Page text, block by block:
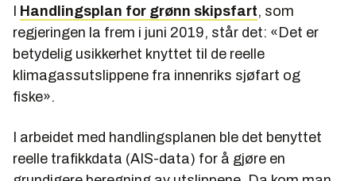
Handlingsplan for grønn skipsfart, som
regjeringen la frem i juni 2019, står det: «Det er
betydelig usikkerhet knyttet til de reelle
klimagassutslippene fra innenriks sjøfart og
fiske».
I arbeidet med handlingsplanen ble det benyttet
reelle trafikkdata (AIS-data) for å gjøre en